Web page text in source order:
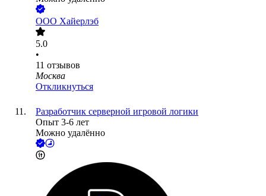
ООО Хайерлэб
5.0
•
11 отзывов
Москва
Откликнуться
Разработчик серверной игровой логики
Опыт 3-6 лет
Можно удалённо